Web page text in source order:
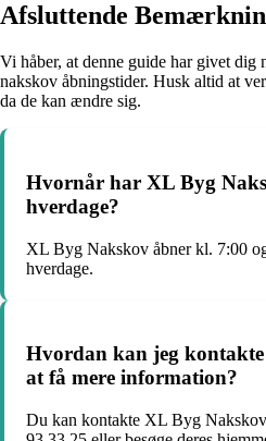
Afsluttende
Vi håber, at denne guide har givet
nakskov åbningstider. Husk altid at
da de kan ændre sig.
Hvornår har XL Byg
hverdage?
XL Byg Nakskov åbner kl. 7:00
hverdage.
Hvordan kan jeg
at få mere information?
Du kan kontakte XL Byg